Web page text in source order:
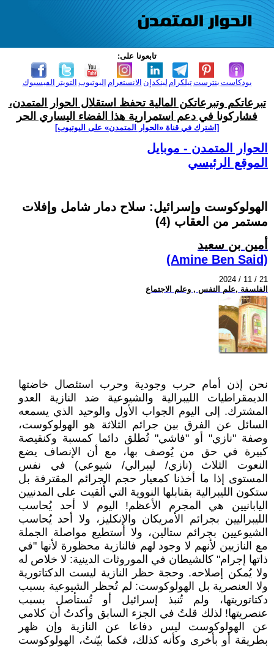
تابعونا على:
الفيسبوك التويتر اليوتيوب الانستغرام لينكدإن تيلكرامبنترست بودكاست
تبرعاتكم وتبرعاتكن المالية تحفظ استقلال الحوار المتمدن،
فشاركونا في دعم استمرارية هذا الفضاء اليساري الحر
[اشترك في قناة ‫«الحوار المتمدن» على اليوتيوب]
الحوار المتمدن - موبايل
الموقع الرئيسي
الهولوكوست وإسرائيل: سلاح دمار شامل وإفلات
مستمر من العقاب (4)
أمين بن سعيد
(Amine Ben Said)
2024 / 11 / 21
الفلسفة ,علم النفس , وعلم الاجتماع
نحن إذن أمام حرب وجودية وحرب استئصال خاضتها
الديمقراطيات الليبرالية والشيوعية ضد النازية العدو
المشترك. إلى اليوم الجواب الأول والوحيد الذي يسمعه
السائل عن الفرق بين جرائم الثلاثة هو الهولوكوست،
وصفة "نازي" أو "فاشي" تُطلق دائما كمسبة وكنقيصة
كبيرة في حق من يُوصف بها، مع أن الإنصاف يضع
النعوت الثلاث (نازي/ ليبرالي/ شيوعي) في نفس
المستوى إذا ما أخذنا كمعيار حجم الجرائم المقترفة بل
ستكون الليبرالية بقنابلها النووية التي أُلقيت على المدنيين
اليابانيين هي المجرم الأعظم! اليوم لا أحد يُحاسب
الليبراليين بجرائم الأمريكان والإنكليز، ولا أحد يُحاسب
الشيوعيين بجرائم ستالين، ولا أستطيع مواصلة الجملة
مع النازيين لأنهم لا وجود لهم فالنازية محظورة لأنها "في
ذاتها إجرام" كالشيطان في الموروثات الدينية: لا خلاص له
ولا يُمكن إصلاحه. وحجة حظر النازية ليست الدكتاتورية
ولا العنصرية بل الهولوكوست: لم تُحظر الشيوعية بسبب
دكتاتوريتها، ولم تُنبذ إسرائيل أو تُستأصل بسبب
عنصريتها! لذلك قلتُ في الجزء السابق وأكدتُ أن كلامي
عن الهولوكوست ليس دفاعا عن النازية وإن ظهر
بطريقة أو بأخرى وكأنه كذلك، فكما بيّنتُ، الهولوكوست